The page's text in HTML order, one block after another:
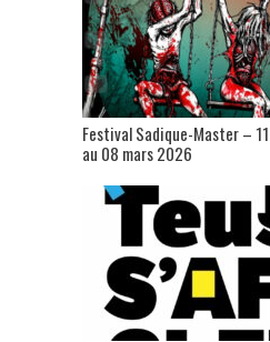
Festival Sadique-Master –
au 08 mars 2026